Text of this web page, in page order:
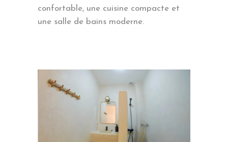
confortable, une cuisine compacte et
une salle de bains moderne.